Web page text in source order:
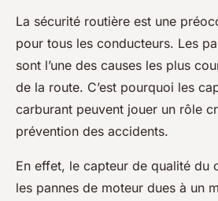
La sécurité routière est une
pour tous les conducteurs. Les
sont l’une des causes les plus
de la route. C’est pourquoi les
carburant peuvent jouer un rôle
prévention des accidents.
En effet, le capteur de qualité du
les pannes de moteur dues à un